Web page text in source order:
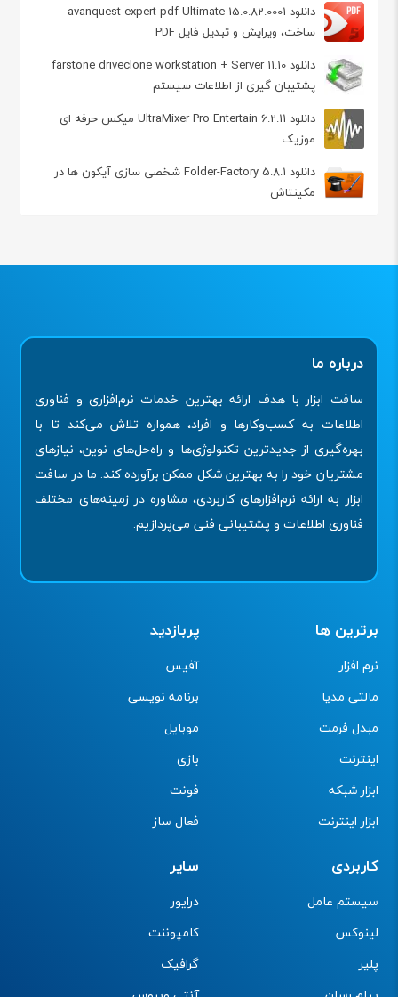
دانلود avanquest expert pdf Ultimate 15.0.82.0001
ساخت، ویرایش و تبدیل فایل PDF
دانلود farstone driveclone workstation + Server 11.10
پشتیبان گیری از اطلاعات سیستم
دانلود UltraMixer Pro Entertain 6.2.11 میکس حرفه ای
موزیک
دانلود Folder-Factory 5.8.1 شخصی‌ سازی آیکون ها در
مکینتاش
درباره ما
سافت ابزار با هدف ارائه بهترین خدمات نرم‌افزاری و فناوری
اطلاعات به کسب‌وکارها و افراد، همواره تلاش می‌کند تا با
بهره‌گیری از جدیدترین تکنولوژی‌ها و راه‌حل‌های نوین، نیازهای
مشتریان خود را به بهترین شکل ممکن برآورده کند. ما در سافت
ابزار به ارائه نرم‌افزارهای کاربردی، مشاوره در زمینه‌های مختلف
فناوری اطلاعات و پشتیبانی فنی می‌پردازیم.
برترین ها
نرم افزار
مالتی مدیا
مبدل فرمت
اینترنت
ابزار شبکه
ابزار اینترنت
پربازدید
آفیس
برنامه نویسی
موبایل
بازی
فونت
فعال ساز
کاربردی
سیستم عامل
لینوکس
پلیر
سایر
درایور
کامپوننت
گرافیک